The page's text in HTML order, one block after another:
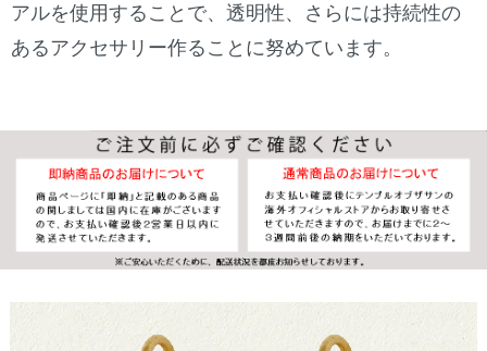
アルを使用することで、透明性、さらには持続性の
あるアクセサリー作ることに努めています。